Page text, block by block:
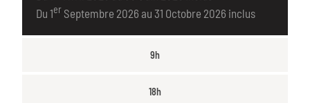
Du 1er Septembre 2026 au 31 Octobre 2026 inclus
9h
18h